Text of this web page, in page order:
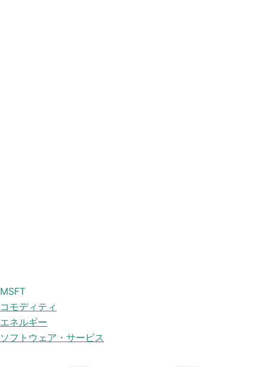
MSFT
コモディティ
エネルギー
ソフトウェア・サービス